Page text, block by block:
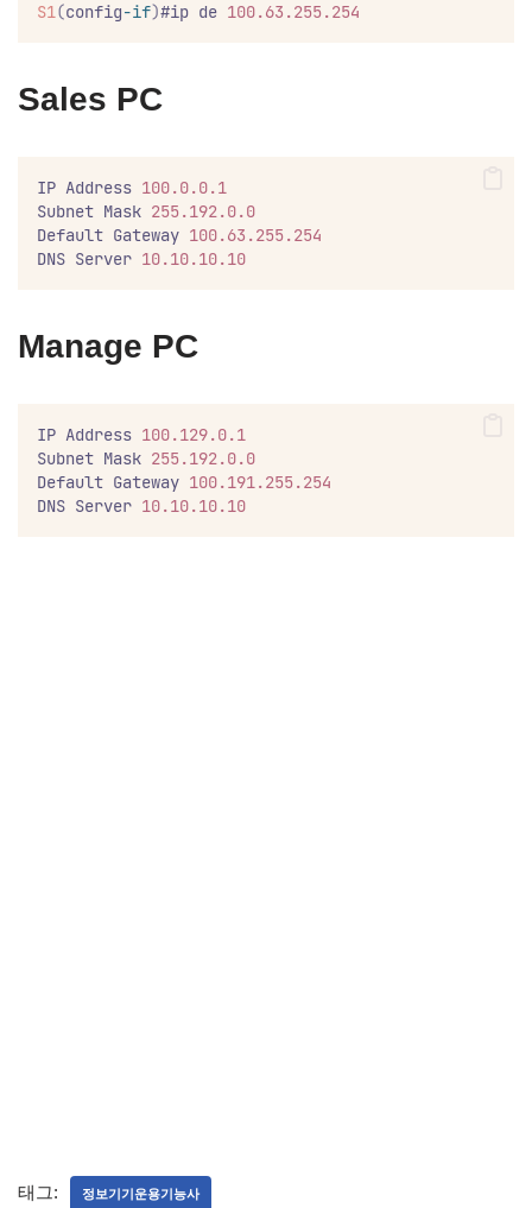
S1(config-if)#ip de 100.63.255.254
Sales PC
IP Address 100.0.0.1
Subnet Mask 255.192.0.0
Default Gateway 100.63.255.254
DNS Server 10.10.10.10
Manage PC
IP Address 100.129.0.1
Subnet Mask 255.192.0.0
Default Gateway 100.191.255.254
DNS Server 10.10.10.10
태그: 정보기기운용기능사